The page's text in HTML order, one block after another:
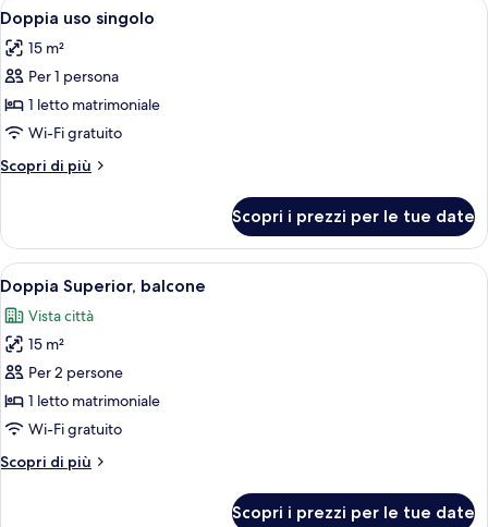
Apri
tutte
le
foto
per
Doppia
uso
singolo
5
Doppia uso singolo
15 m²
Per 1 persona
1 letto matrimoniale
Wi-Fi gratuito
Scopri di più
Altri
uso
singolo
Scopri i prezzi per le tue date
Apri
tutte
le
foto
per
Doppia
Superior,
Camera d'albergo moderna con un
6
Doppia Superior, balcone
Vista città
15 m²
Per 2 persone
1 letto matrimoniale
Wi-Fi gratuito
Scopri di più
Altri
Scopri i prezzi per le tue date